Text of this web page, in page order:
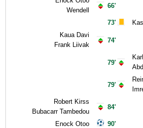
Wendell
Kaua Davi
Frank Liivak
Robert Kirss
Bubacarr Tambedou
Enock Otoo
66'
73'
74'
79'
79'
84'
90'